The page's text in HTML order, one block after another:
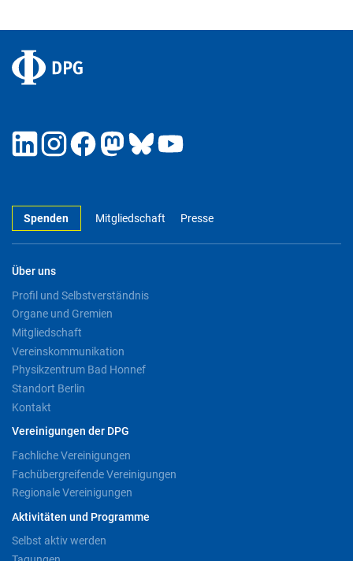
Spenden Mitgliedschaft Presse
Über uns
Profil und Selbstverständnis
Organe und Gremien
Mitgliedschaft
Vereinskommunikation
Physikzentrum Bad Honnef
Standort Berlin
Kontakt
Vereinigungen der DPG
Fachliche Vereinigungen
Fachübergreifende Vereinigungen
Regionale Vereinigungen
Aktivitäten und Programme
Selbst aktiv werden